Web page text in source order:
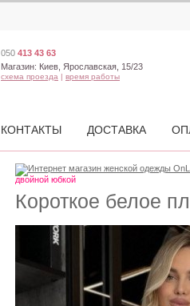
Короткое белое
двойной юбкой
050 413 43 63
Магазин: Киев, Ярославская, 15/23
схема проезда | время работы
КОНТАКТЫ ДОСТАВКА